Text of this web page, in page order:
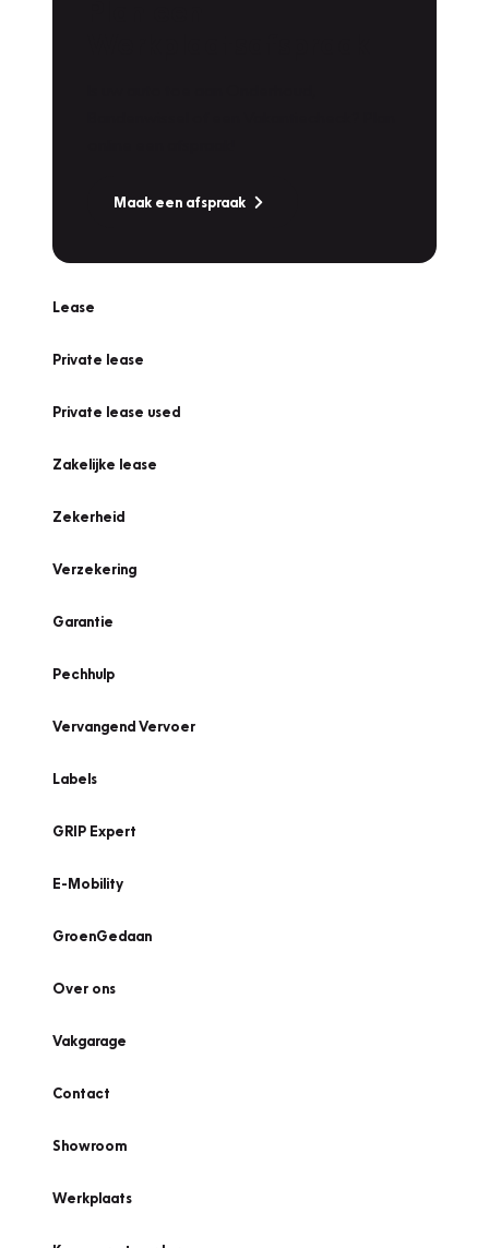
Maak een afspraak
Lease
Private lease
Private lease used
Zakelijke lease
Zekerheid
Verzekering
Garantie
Pechhulp
Vervangend Vervoer
Labels
GRIP Expert
E-Mobility
GroenGedaan
Over ons
Vakgarage
Contact
Showroom
Werkplaats